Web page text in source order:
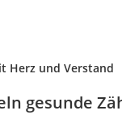
Herz und Verstand
gesunde